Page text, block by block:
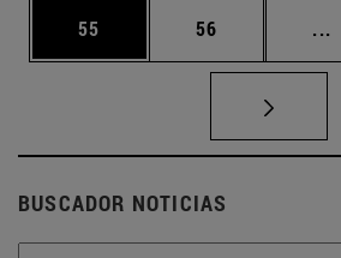
Página
55 Página
56 ...
BUSCADOR NOTICIAS